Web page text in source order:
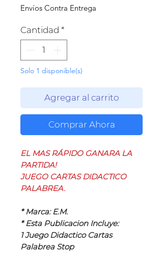
Envíos Contra Entrega
Cantidad *
Solo 1 disponible(s)
Agregar al carrito
Comprar Ahora
EL MAS RÁPIDO GANARA LA
PARTIDA!
JUEGO CARTAS DIDACTICO
PALABREA.
* Marca: E.M.
* Esta Publicacion Incluye:
1 Juego Didactico Cartas
Palabrea Stop